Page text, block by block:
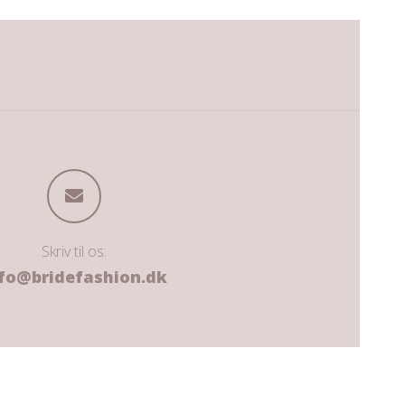
Skriv til os: